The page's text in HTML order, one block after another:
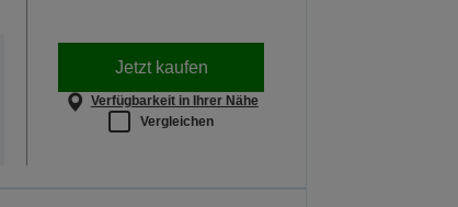
Jetzt kaufen
Verfügbarkeit in Ihrer Nähe
Vergleichen